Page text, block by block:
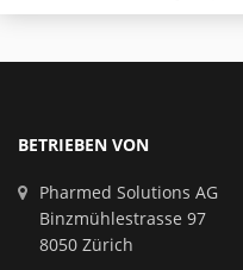
BETRIEBEN VON
Pharmed Solutions AG
Binzmühlestrasse 97
8050 Zürich